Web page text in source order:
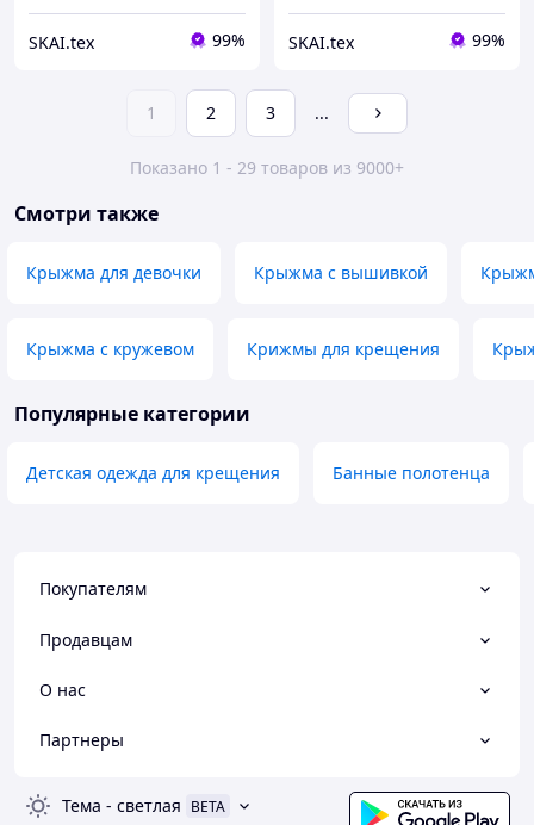
SKAI.tex 99% SKAI.tex 99%
1 2 3 ...
Показано 1 - 29 товаров из 9000+
Смотри также
Крыжма для девочки Крыжма с вышивкой
Крыжма с кружевом Крижмы для крещения
Популярные категории
Детская одежда для крещения Банные полотенца
Покупателям
Продавцам
О нас
Партнеры
Тема - светлая BETA